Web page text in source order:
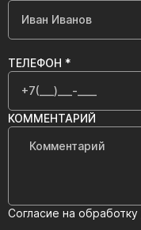
ТЕЛЕФОН *
КОММЕНТАРИЙ
Согласие на обработку